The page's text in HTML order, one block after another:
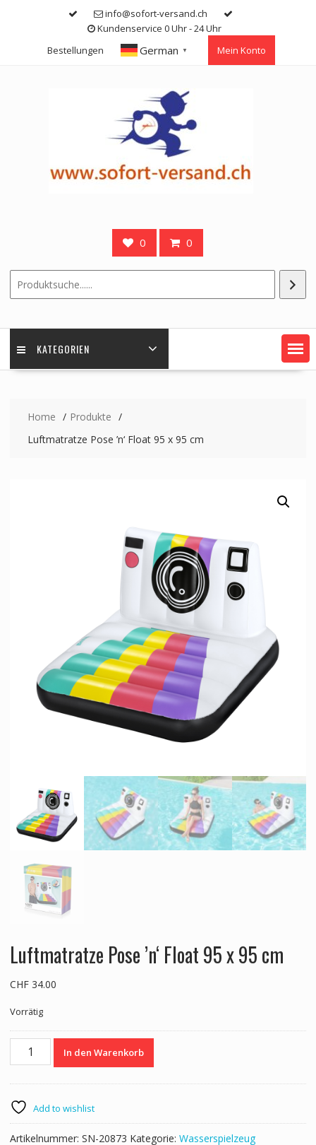
info@sofort-versand.ch
Kundenservice 0 Uhr - 24 Uhr
Bestellungen
German ▼ Mein Konto
0 0
KATEGORIEN
Home
Produkte
Luftmatratze Pose ’n‘ Float 95 x 95 cm
Luftmatratze Pose ’n‘ Float 95 x 95 cm
CHF34.00
Vorrätig
Luftmatratze
Pose
95
x
95
In den Warenkorb
Add to wishlist
Artikelnummer: SN-20873 Kategorie: Wasserspielzeug